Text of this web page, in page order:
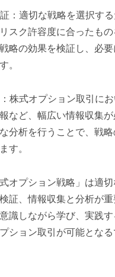
：適切な戦略を選択する
スク許容度に合ったも
略の効果を検証し、必
。
株式オプション取引に
など、幅広い情報収集
分析を行うことで、戦
す。
オプション戦略」は適
証、情報収集と分析が
識しながら学び、実践
ション取引が可能となる